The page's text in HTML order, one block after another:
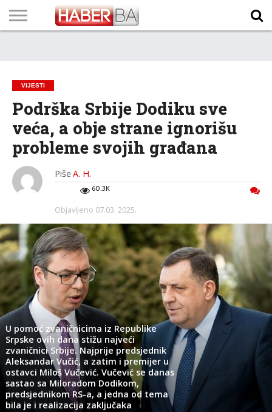
VIJESTI
Podrška Srbije Dodiku sve
veća, a obje strane ignorišu
probleme svojih građana
Piše A. H.
60.3K
Objavljeno 07.03. 2025.
U pomoć zvaničnicima iz Republike
Srpske ovih dana stižu najveći
zvaničnici Srbije. Najprije predsjednik
Aleksandar Vučić, a zatim i premijer u
ostavci Miloš Vučević. Vučević se danas
sastao sa Miloradom Dodikom,
predsjednikom RS-a, a jedna od tema
bila je i realizacija zaključaka